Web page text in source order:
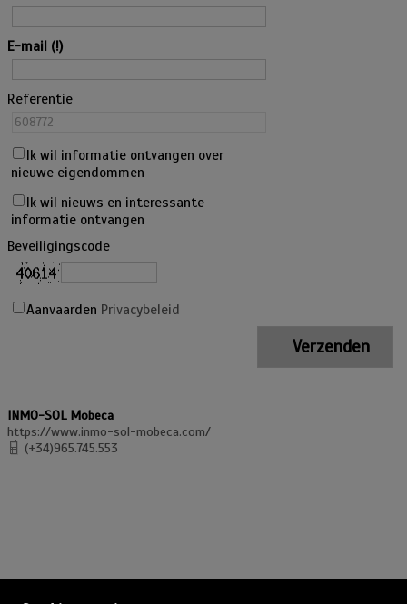
E-mail
Referentie
Ik wil informatie ontvangen over
nieuwe eigendommen
Ik wil nieuws en interessante
informatie ontvangen
Beveiligingscode
Aanvaarden Privacybeleid
INMO-SOL Mobeca
https://www.inmo-sol-mobeca.com/
(+34)965.745.553